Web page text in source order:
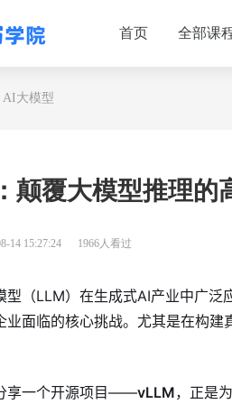
首页 全部课
AI大模型
颠覆大模型推理的
14 15:27:24 1966人看过
型（LLM）在生成式AI产业中广泛
业面临的核心挑战。尤其是在构
享一个开源项目——vLLM，正是